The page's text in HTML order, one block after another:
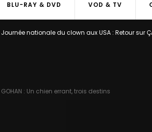
BLU-RAY & DVD VOD & TV
Journée nationale du clown aux USA : Retour sur ÇA
GOHAN : Un chien errant, trois destins